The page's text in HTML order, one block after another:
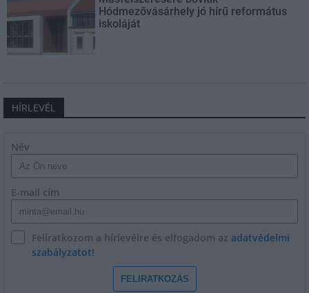
Hódmezővásárhely jó hírű református
iskoláját
HÍRLEVÉL
Név
E-mail cím
Feliratkozom a hírlevélre és elfogadom az adatvédelmi
szabályzatot!
FELIRATKOZÁS